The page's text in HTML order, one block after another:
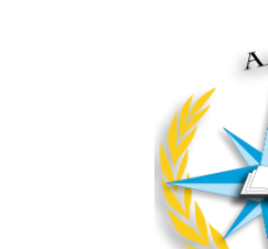
navigation
contenu